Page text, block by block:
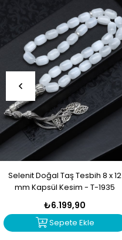
Selenit Doğal Taş Tesbih 8 x 12
mm Kapsül Kesim - T-1935
₺6.199,90
Sepete Ekle